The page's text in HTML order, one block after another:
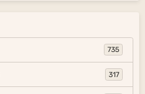
735
317